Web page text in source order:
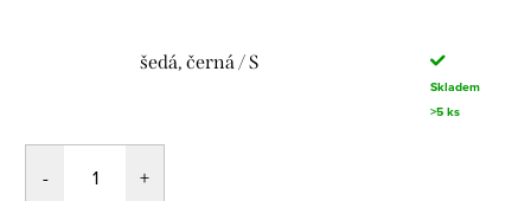
šedá, černá / S
Skladem
>5 ks